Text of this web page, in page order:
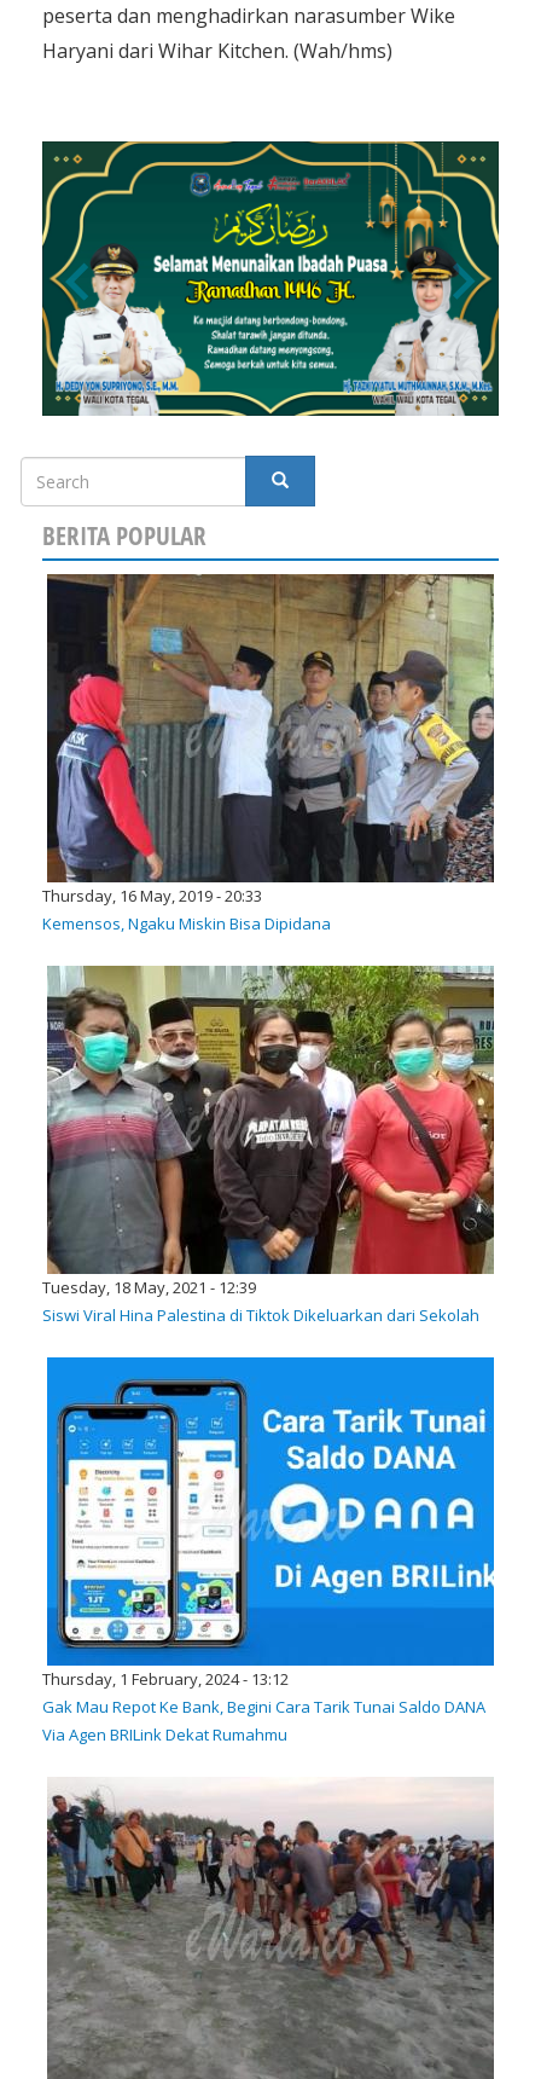
peserta dan menghadirkan narasumber Wike
Haryani dari Wihar Kitchen. (Wah/hms)
Search
SEARCH
BERITA POPULAR
Thursday, 16 May, 2019 - 20:33
Kemensos, Ngaku Miskin Bisa Dipidana
Tuesday, 18 May, 2021 - 12:39
Siswi Viral Hina Palestina di Tiktok Dikeluarkan dari Sekolah
Thursday, 1 February, 2024 - 13:12
Gak Mau Repot Ke Bank, Begini Cara Tarik Tunai Saldo DANA
Via Agen BRILink Dekat Rumahmu